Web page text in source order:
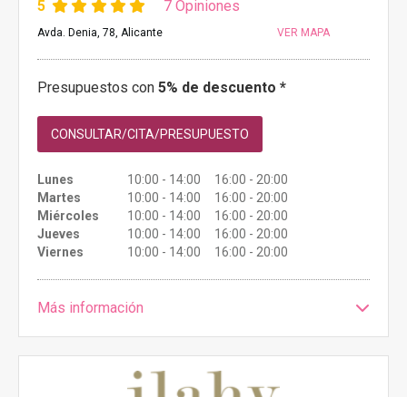
5 7 Opiniones
Avda. Denia, 78, Alicante VER MAPA
Presupuestos con 5% de descuento *
CONSULTAR/CITA/PRESUPUESTO
Lunes
10:00 - 14:00 16:00 - 20:00
Martes
10:00 - 14:00 16:00 - 20:00
Miércoles
10:00 - 14:00 16:00 - 20:00
Jueves
10:00 - 14:00 16:00 - 20:00
Viernes
10:00 - 14:00 16:00 - 20:00
Más información